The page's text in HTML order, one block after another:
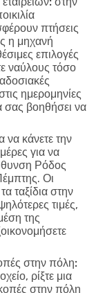
πτήσεις
η μηχανή
επιλογές
ναύλους τόσο
ημερομηνίες
σας βοηθήσει να
να κάνετε την
για να
Ρόδος
Οι
ταξίδια στην
τιμές,
της
στην πόλη:
ρίξτε μια
στην πόλη